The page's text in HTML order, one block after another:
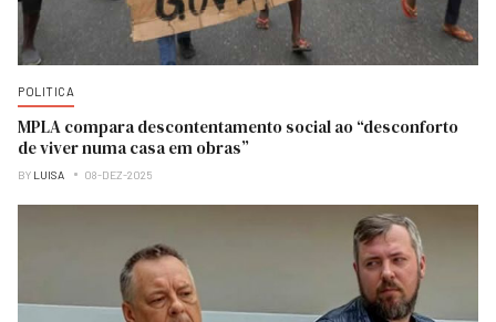
POLITICA
MPLA compara descontentamento social ao “desconforto
de viver numa casa em obras”
BY LUISA 08-DEZ-2025